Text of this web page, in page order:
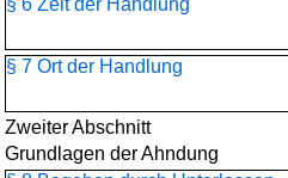
§ 6 Zeit der Handlung
§ 7 Ort der Handlung
Zweiter Abschnitt
Grundlagen der Ahndung